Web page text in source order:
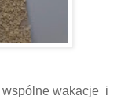
wspólne wakacje i